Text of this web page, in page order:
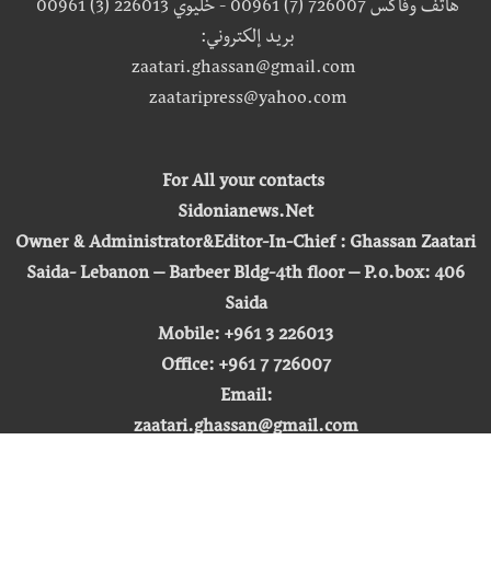
هاتف وفاكس 726007 (7) 00961 - خليوي 226013 (3) 00961
بريد إلكتروني:
zaatari.ghassan@gmail.com
zaataripress@yahoo.com
For All your contacts
Sidonianews.Net
Owner & Administrator&Editor-In-Chief : Ghassan Zaatari
Saida- Lebanon – Barbeer Bldg-4th floor – P.o.box: 406
Saida
Mobile: +961 3 226013
Office: +961 7 726007
Email:
zaatari.ghassan@gmail.com